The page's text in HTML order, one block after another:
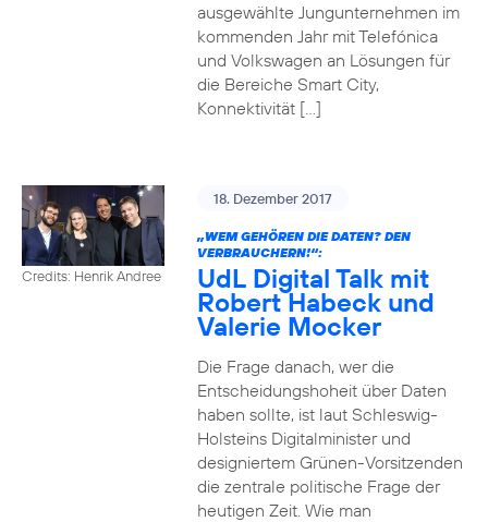
ausgewählte Jungunternehmen im
kommenden Jahr mit Telefónica
und Volkswagen an Lösungen für
die Bereiche Smart City,
Konnektivität […]
Credits: Henrik Andree
18. Dezember 2017
„WEM GEHÖREN DIE DATEN? DEN
VERBRAUCHERN!“:
UdL Digital Talk mit
Robert Habeck und
Valerie Mocker
Die Frage danach, wer die
Entscheidungshoheit über Daten
haben sollte, ist laut Schleswig-
Holsteins Digitalminister und
designiertem Grünen-Vorsitzenden
die zentrale politische Frage der
heutigen Zeit. Wie man